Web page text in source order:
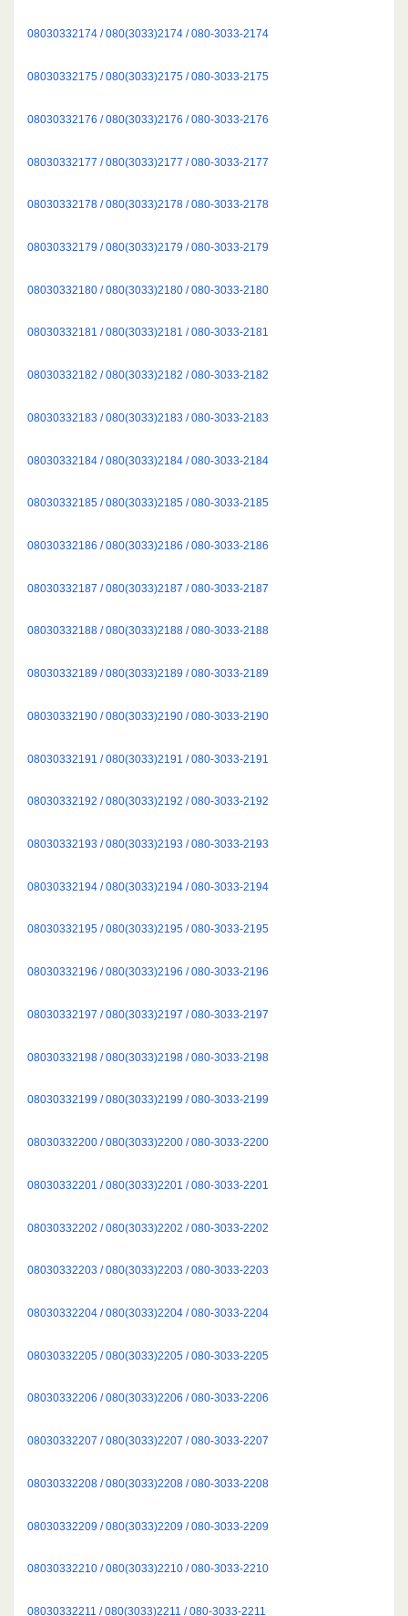
08030332174 / 080(3033)2174 / 080-3033-2174
08030332175 / 080(3033)2175 / 080-3033-2175
08030332176 / 080(3033)2176 / 080-3033-2176
08030332177 / 080(3033)2177 / 080-3033-2177
08030332178 / 080(3033)2178 / 080-3033-2178
08030332179 / 080(3033)2179 / 080-3033-2179
08030332180 / 080(3033)2180 / 080-3033-2180
08030332181 / 080(3033)2181 / 080-3033-2181
08030332182 / 080(3033)2182 / 080-3033-2182
08030332183 / 080(3033)2183 / 080-3033-2183
08030332184 / 080(3033)2184 / 080-3033-2184
08030332185 / 080(3033)2185 / 080-3033-2185
08030332186 / 080(3033)2186 / 080-3033-2186
08030332187 / 080(3033)2187 / 080-3033-2187
08030332188 / 080(3033)2188 / 080-3033-2188
08030332189 / 080(3033)2189 / 080-3033-2189
08030332190 / 080(3033)2190 / 080-3033-2190
08030332191 / 080(3033)2191 / 080-3033-2191
08030332192 / 080(3033)2192 / 080-3033-2192
08030332193 / 080(3033)2193 / 080-3033-2193
08030332194 / 080(3033)2194 / 080-3033-2194
08030332195 / 080(3033)2195 / 080-3033-2195
08030332196 / 080(3033)2196 / 080-3033-2196
08030332197 / 080(3033)2197 / 080-3033-2197
08030332198 / 080(3033)2198 / 080-3033-2198
08030332199 / 080(3033)2199 / 080-3033-2199
08030332200 / 080(3033)2200 / 080-3033-2200
08030332201 / 080(3033)2201 / 080-3033-2201
08030332202 / 080(3033)2202 / 080-3033-2202
08030332203 / 080(3033)2203 / 080-3033-2203
08030332204 / 080(3033)2204 / 080-3033-2204
08030332205 / 080(3033)2205 / 080-3033-2205
08030332206 / 080(3033)2206 / 080-3033-2206
08030332207 / 080(3033)2207 / 080-3033-2207
08030332208 / 080(3033)2208 / 080-3033-2208
08030332209 / 080(3033)2209 / 080-3033-2209
08030332210 / 080(3033)2210 / 080-3033-2210
08030332211 / 080(3033)2211 / 080-3033-2211